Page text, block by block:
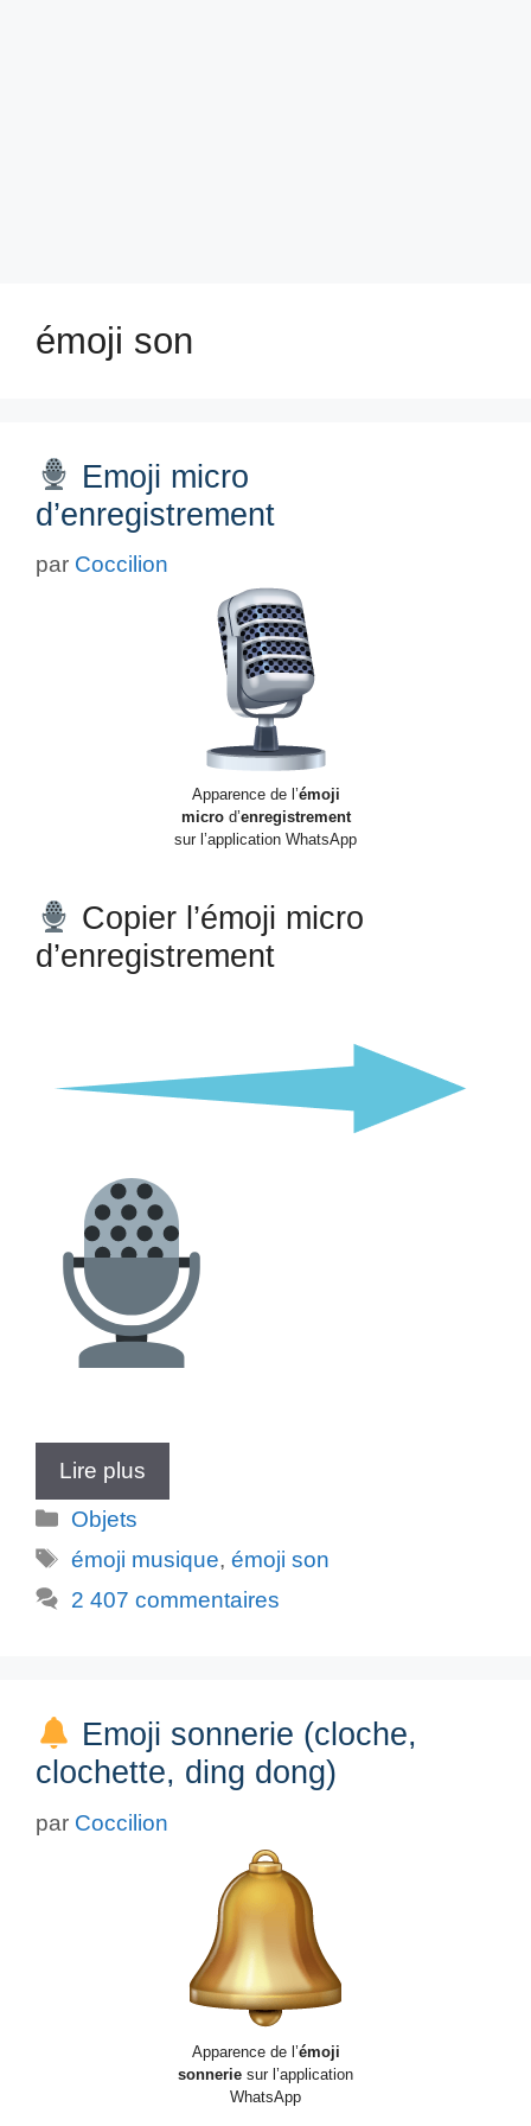
émoji son
Emoji micro
d’enregistrement
par Coccilion
Apparence de l’émoji
microd’enregistrement
sur l’application WhatsApp
Copier l’émoji micro
d’enregistrement
Lire plus
Catégories
Objets
Étiquettes
émoji musique,émoji son
2 407 commentaires
Emoji sonnerie (cloche,
clochette, ding dong)
par Coccilion
Apparence de l’émoji
sonnerie sur l’application
WhatsApp